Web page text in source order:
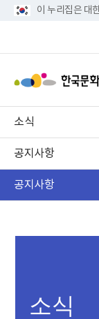
이 누리집은 대
소식
공지사항
공지사항
소식